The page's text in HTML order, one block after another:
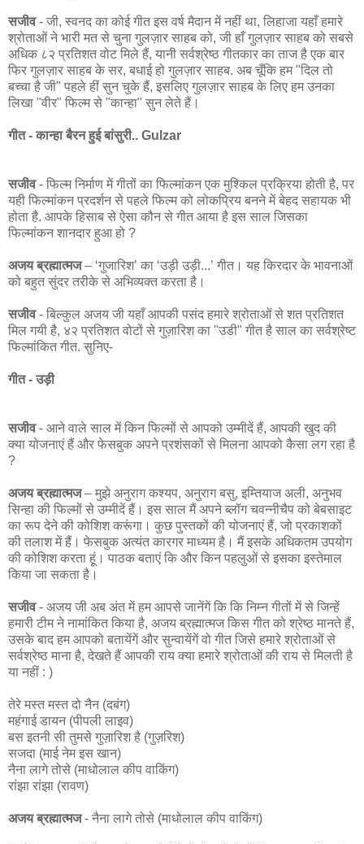
सजीव- जी, स्वनद का कोई गीत इस वर्ष मैदान में नहीं था, लिहाजा यहाँ हमारे
श्रोताओं ने भारी मत से चुना गुलज़ार साहब को, जी हाँ गुलज़ार साहब को सबसे
अधिक ८२ प्रतिशत वोट मिले हैं, यानी सर्वश्रेष्ठ गीतकार का ताज है एक बार
फिर गुलज़ार साहब के सर, बधाई हो गुलज़ार साहब. अब चूँकि हम "दिल तो
बच्चा है जी" पहले हीं सुन चुके हैं, इसलिए गुलज़ार साहब के लिए हम उनका
लिखा "वीर" फिल्म से "कान्हा" सुन लेते हैं।
गीत - कान्हा बैरन हुई बांसुरी.. Gulzar
सजीव- फिल्म निर्माण में गीतों का फिल्मांकन एक मुश्किल प्रक्रिया होती है, पर
यही फिल्मांकन प्रदर्शन से पहले फिल्म को लोकप्रिय बनने में बेहद सहायक भी
होता है. आपके हिसाब से ऐसा कौन से गीत आया है इस साल जिसका
फिल्मांकन शानदार हुआ हो ?
अजय ब्रह्मात्मज– ‘गुजारिश’ का ‘उड़ी उड़ी...’ गीत। यह किरदार के भावनाओं
को बहुत सुंदर तरीके से अभिव्‍यक्‍त करता है।
सजीव- बिल्कुल अजय जी यहाँ आपकी पसंद हमारे श्रोताओं से शत प्रतिशत
मिल गयी है, ४२ प्रतिशत वोटों से गुज़ारिश का "उडी" गीत है साल का सर्वश्रेष्ट
फिल्मांकित गीत. सुनिए-
गीत - उड़ी
सजीव- आने वाले साल में किन फिल्मों से आपको उम्मीदें हैं, आपकी खुद की
क्या योजनाएं हैं और फेसबुक अपने प्रशंसकों से मिलना आपको कैसा लग रहा है
?
अजय ब्रह्मात्मज– मुझे अनुराग कश्‍यप, अनुराग बसु, इम्तियाज अली, अनुभव
सिन्‍हा की फिल्‍मों से उम्‍मीदें हैं। इस साल मैं अपने ब्‍लॉग चवन्‍नीचैप को बेबसाइट
का रूप देने की कोशिश करूंगा। कुछ पुस्‍तकों की योजनाएं हैं, जो प्रकाशकों
की तलाश में हैं। फेसबुक अत्‍यंत कारगर माध्‍यम है। मैं इसके अधिकतम उपयोग
की कोशिश करता हूं। पाठक बताएं कि और किन पहलुओं से इसका इस्‍तेमाल
किया जा सकता है।
सजीव- अजय जी अब अंत में हम आपसे जानेंगें कि कि निम्न गीतों में से जिन्हें
हमारी टीम ने नामांकित किया है, अजय ब्रह्मात्मज किस गीत को श्रेष्ठ मानते हैं,
उसके बाद हम आपको बतायेंगें और सुन्वायेंगें वो गीत जिसे हमारे श्रोताओं से
सर्वश्रेष्ठ माना है, देखते हैं आपकी राय क्या हमारे श्रोताओं की राय से मिलती है
या नहीं : )
तेरे मस्त मस्त दो नैन (दबंग)
महंगाई डायन (पीपली लाइव)
बस इतनी सी तुमसे गुज़ारिश है (गुज़रिश)
सजदा (माई नेम इस खान)
नैना लागे तोसे (माधोलाल कीप वाकिंग)
रांझा रांझा (रावण)
अजय ब्रह्मात्मज- नैना लागे तोसे (माधोलाल कीप वाकिंग)